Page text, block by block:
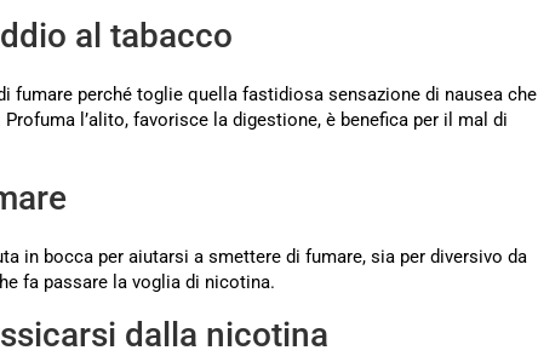
al tabacco
fumare perché toglie quella fastidiosa sensazione di nausea che
l’alito, favorisce la digestione, è benefica per il mal di
in bocca per aiutarsi a smettere di fumare, sia per diversivo da
fa passare la voglia di nicotina.
dalla nicotina